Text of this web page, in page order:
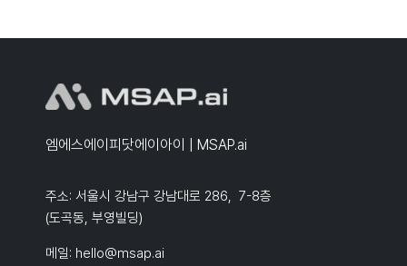
엠에스에이피닷에이아이 | MSAP.ai
주소: 서울시 강남구 강남대로 286, 7-8층
(도곡동, 부영빌딩)
메일: hello@msap.ai